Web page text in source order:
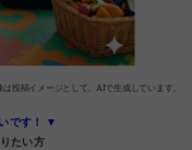
投稿イメージとして、AIで生成しています。
です！ ▼
たい方